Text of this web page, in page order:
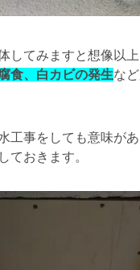
してみますと想像以上
食、白カビの発生な
工事をしても意味が
ておきます。